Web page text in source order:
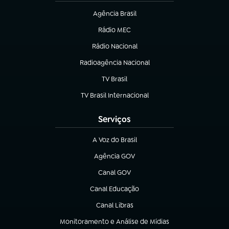
Agência Brasil
(abre em nova aba)
Rádio MEC
(abre em nova aba)
Rádio Nacional
Radioagência Nacional
(abre em nova aba)
TV Brasil
(abre em nova aba)
TV Brasil Internacional
(abre em nova aba)
Serviços
A Voz do Brasil
(abre em nova aba)
Agência GOV
(abre em nova aba)
Canal GOV
(abre em nova aba)
Canal Educação
(abre em nova aba)
Canal Libras
(abre em nova aba)
Monitoramento e Análise de Mídias
(abre em nova aba)